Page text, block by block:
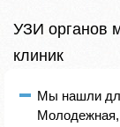
УЗИ органов
клиник
Мы нашли
Молодежная,